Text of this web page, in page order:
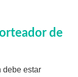
de
debe estar